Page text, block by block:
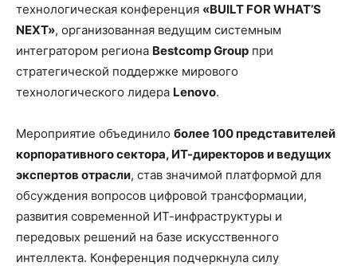
технологическая конференция «BUILT FOR WHAT’S
NEXT», организованная ведущим системным
интегратором региона Bestcomp Group при
стратегической поддержке мирового
технологического лидера Lenovo.
Мероприятие объединило более 100 представителей
корпоративного сектора, ИТ-директоров и ведущих
экспертов отрасли, став значимой платформой для
обсуждения вопросов цифровой трансформации,
развития современной ИТ-инфраструктуры и
передовых решений на базе искусственного
интеллекта. Конференция подчеркнула силу